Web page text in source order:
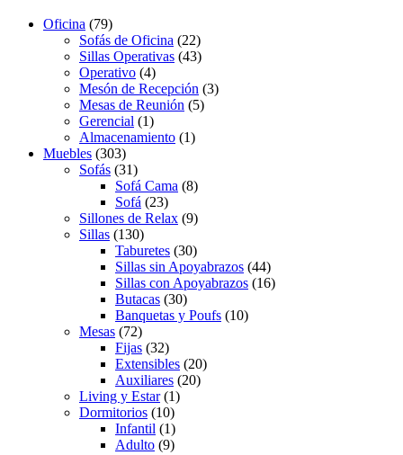
Oficina (79)
Sofás de Oficina (22)
Sillas Operativas (43)
Operativo (4)
Mesón de Recepción (3)
Mesas de Reunión (5)
Gerencial (1)
Almacenamiento (1)
Muebles (303)
Sofás (31)
Sofá Cama (8)
Sofá (23)
Sillones de Relax (9)
Sillas (130)
Taburetes (30)
Sillas sin Apoyabrazos (44)
Sillas con Apoyabrazos (16)
Butacas (30)
Banquetas y Poufs (10)
Mesas (72)
Fijas (32)
Extensibles (20)
Auxiliares (20)
Living y Estar(1)
Dormitorios (10)
Infantil (1)
Adulto (9)